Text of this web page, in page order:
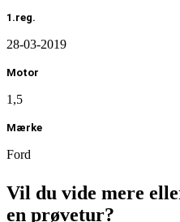
1.reg.
28-03-2019
Motor
1,5
Mærke
Ford
DKK 2.440
Vil du vide mere
en prøvetur?